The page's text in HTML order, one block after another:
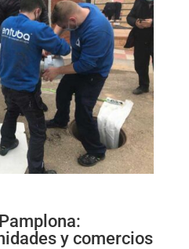
y comercios